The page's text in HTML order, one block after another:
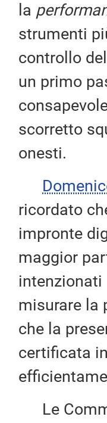
la
strumenti
controllo
un primo
scorretto
onesti.
ricordato
impronte
maggior
intenzionati
misurare la
che la
certificata
Le